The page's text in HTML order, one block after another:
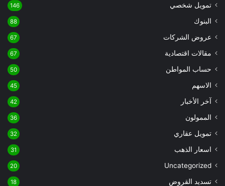
تمويل شخصي 146
البنوك 88
عروض الشركات 67
مقالات اقتصادية 67
حساب المواطن 50
الاسهم 45
آخر الأخبار 42
الممولون 36
تمويل عقاري 32
اسعار الذهب 31
Uncategorized
20
تسديد القروض 18